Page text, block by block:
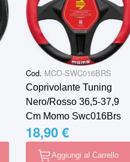
Cod. MCO-SWC016BRS
Coprivolante Tuning
Nero/Rosso 36,5-37,9
Cm Momo Swc016Brs
18,90 €
Aggiungi al Carrello